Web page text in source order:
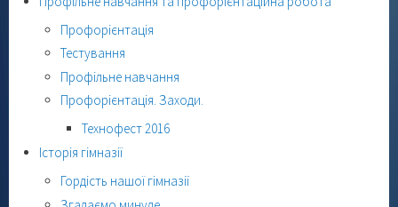
Профорієнтація
Тестування
Профільне навчання
Профорієнтація. Заходи.
Технофест 2016
Історія гімназії
Гордість нашої гімназії